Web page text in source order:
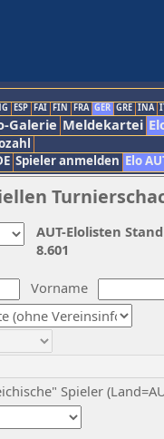
ESP FAI FIN FRA GER GRE INA
Galerie Meldekartei
Spieler anmelden Elo
Vorname
Spieler
AUT-Elolisten
8.601